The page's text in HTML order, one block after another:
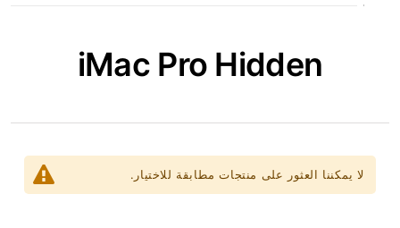
iMac Pro Hidden
لا يمكننا العثور على منتجات مطابقة للاختيار.